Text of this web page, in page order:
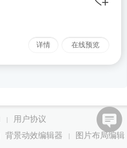
详情 在线预览
用户协议
背景动效编辑器
图片布局编辑